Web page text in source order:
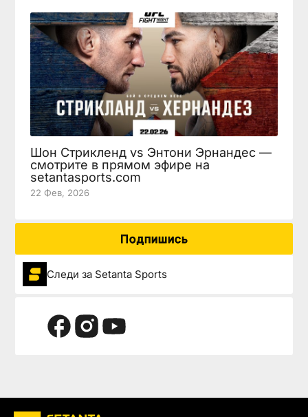
Шон Стрикленд vs Энтони Эрнандес —
смотрите в прямом эфире на
setantasports.com
22 Фев, 2026
Подпишись
Следи за Setanta Sports